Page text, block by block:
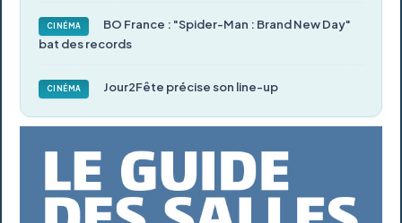
CINÉMA
BO France : "Spider-Man : Brand New Day"
bat des records
CINÉMA Jour2Fête précise son line-up